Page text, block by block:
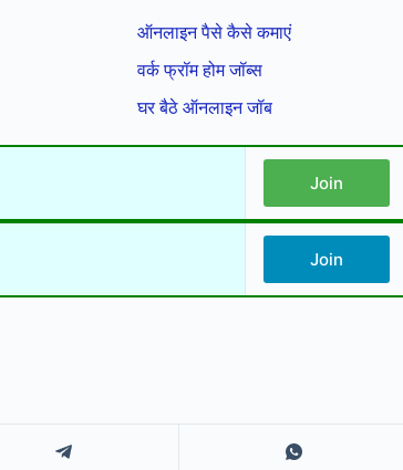
ऑनलाइन पैसे कैसे कमाएं
वर्क फ्रॉम होम जॉब्स
घर बैठे ऑनलाइन जॉब
Join
Join